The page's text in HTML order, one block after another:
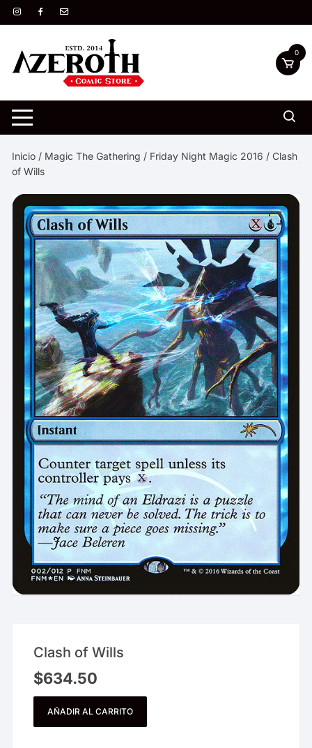
Saltar
al
0
Inicio / Magic The Gathering / Friday Night Magic 2016 / Clash
of Wills
Clash of Wills
$634.50
AÑADIR AL CARRITO